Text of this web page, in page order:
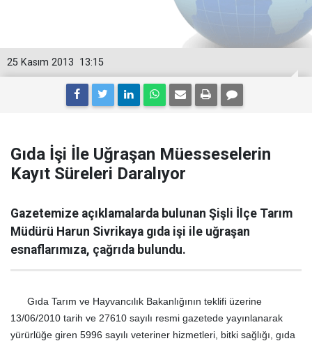
13:15
25 Kasım 2013
Gıda İşi İle Uğraşan Müesseselerin
Kayıt Süreleri Daralıyor
Gazetemize açıklamalarda bulunan Şişli İlçe Tarım
Müdürü Harun Sivrikaya gıda işi ile uğraşan
esnaflarımıza, çağrıda bulundu.
Gıda Tarım ve Hayvancılık Bakanlığının teklifi üzerine
13/06/2010 tarih ve 27610 sayılı resmi gazetede yayınlanarak
yürürlüğe giren 5996 sayılı veteriner hizmetleri, bitki sağlığı, gıda